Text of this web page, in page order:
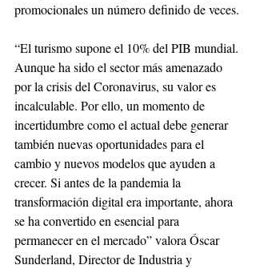
promocionales un número definido de veces.
“El turismo supone el 10% del PIB mundial.
Aunque ha sido el sector más amenazado
por la crisis del Coronavirus, su valor es
incalculable. Por ello, un momento de
incertidumbre como el actual debe generar
también nuevas oportunidades para el
cambio y nuevos modelos que ayuden a
crecer. Si antes de la pandemia la
transformación digital era importante, ahora
se ha convertido en esencial para
permanecer en el mercado” valora Óscar
Sunderland, Director de Industria y